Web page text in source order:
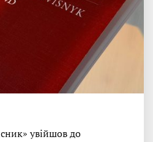
увійшов до